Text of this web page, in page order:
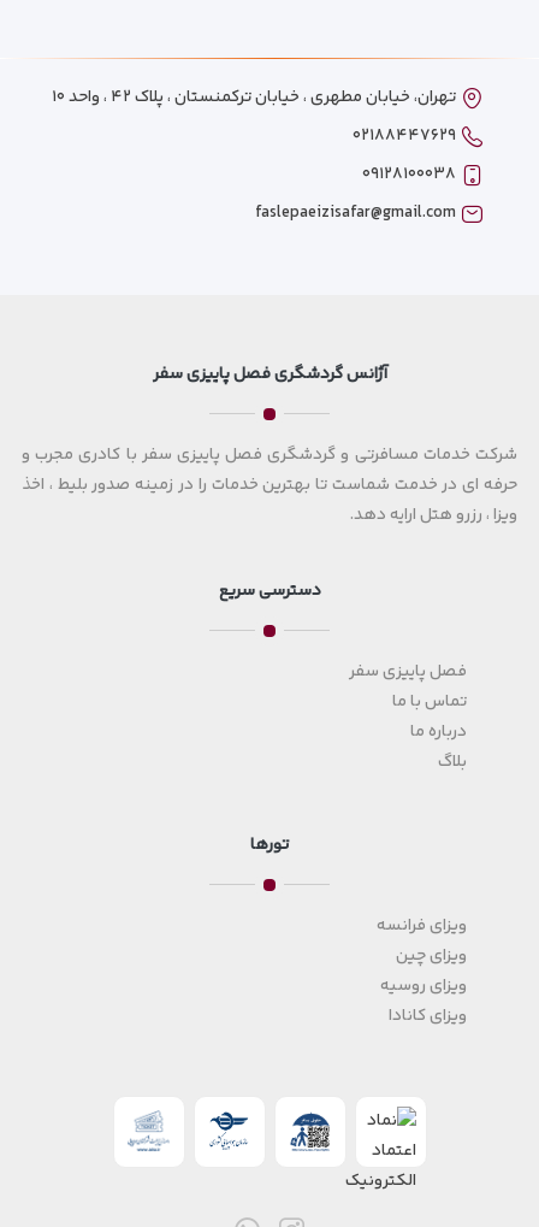
تهران، خیابان مطهری ، خیابان ترکمنستان ، پلاک ۴۲ ، واحد ۱۰
۰۲۱۸۸۴۴۷۶۲۹
۰۹۱۲۸۱۰۰۰۳۸
faslepaeizisafar@gmail.com
آژانس گردشگری فصل پاییزی سفر
شرکت خدمات مسافرتی و گردشگری فصل پاییزی سفر با کادری مجرب و
حرفه ای در خدمت شماست تا بهترین خدمات را در زمینه صدور بلیط ، اخذ
ویزا ، رزرو هتل ارایه دهد.
دسترسی سریع
فصل پاییزی سفر
تماس با ما
درباره ما
بلاگ
تورها
ویزای فرانسه
ویزای چین
ویزای روسیه
ویزای کانادا